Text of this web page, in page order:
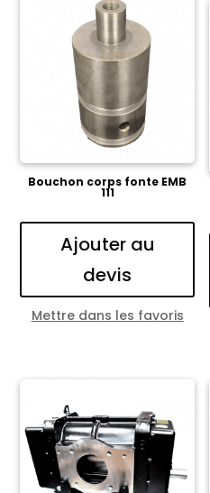
Bouchon corps fonte EMB
111
Ajouter au
devis
Mettre dans les favoris